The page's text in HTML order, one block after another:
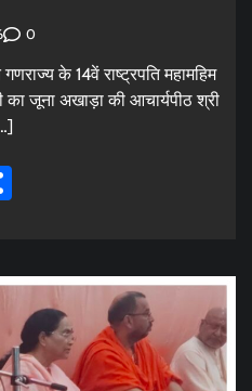
0
के 14वें राष्ट्रपति महामहिम
का जूना अखाड़ा की आचार्यपीठ श्री